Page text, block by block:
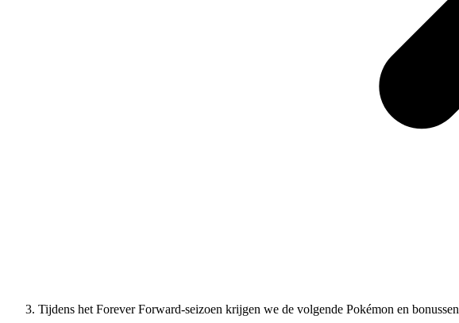
Tijdens het Forever Forward-seizoen krijgen we de volgende Pokémon en bonussen